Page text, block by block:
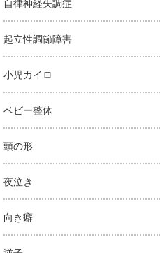
起立性調節障害
小児カイロ
ベビー整体
頭の形
夜泣き
向き癖